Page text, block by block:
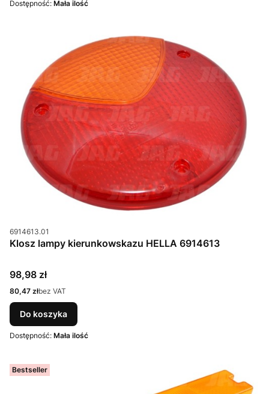
Dostępność: Mała ilość
Kod produktu
6914613.01
Klosz lampy kierunkowskazu HELLA 6914613
Cena
98,98 zł
Cena
80,47 złbez VAT
Do koszyka
Dostępność: Mała ilość
Bestseller